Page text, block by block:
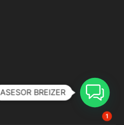
ASESOR BREIZER
1